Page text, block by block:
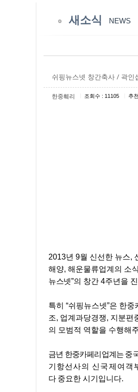
새소식 NEWS
쉬핑뉴스넷 창간축사 / 곽인
한중훼리 조회수 : 11105 추
2013년 9월 신선한 뉴스,
해양, 해운물류업계의 소
뉴스넷”의 창간 4주년을
특히 “쉬핑뉴스넷”은 한중
조, 업계과당경쟁, 지분편
의 모범적 역할을 수행해
금년 한중카페리업계는 중
기항선사의 신국제여객
다 중요한 시기입니다.